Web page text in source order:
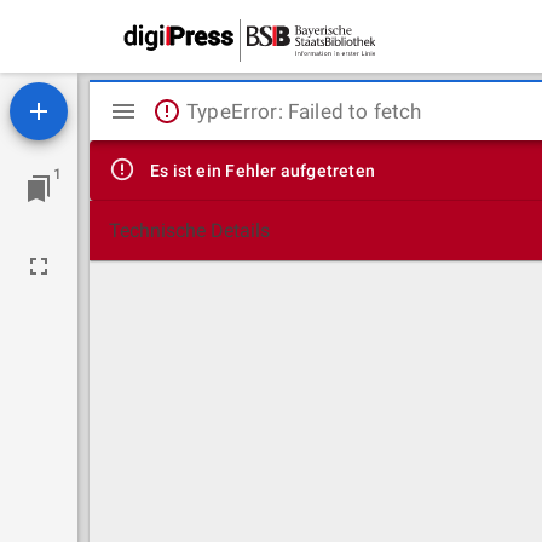
1
Mirador
Viewer
TypeError: Failed to fetch
Es ist ein Fehler aufgetreten
Technische Details